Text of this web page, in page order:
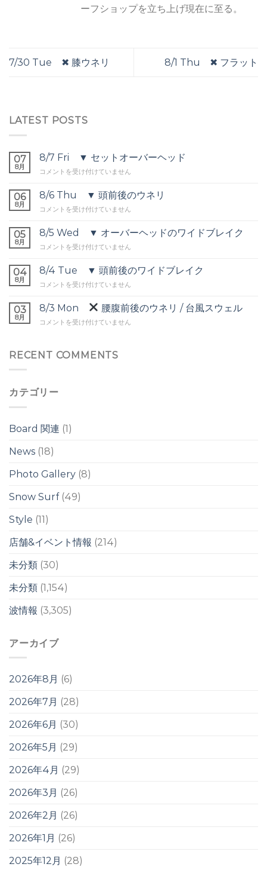
ーフショップを立ち上げ現在に至る。
7/30 Tue ✖︎ 膝ウネリ 8/1 Thu ✖︎ フラット
LATEST POSTS
07
8月
8/7 Fri ▼ セットオーバーヘッド
8/7
▼
セ
ッ
オ
バ
ヘ
ッ
は
コメントを受け付けていません
06
8月
8/6 Thu ▼ 頭前後のウネリ
8/6
▼
頭
前
の
ネ
は
コメントを受け付けていません
05
8月
8/5 Wed ▼ オーバーヘッドのワイドブレイク
8/5
▼
オ
ー
ー
ッ
ワ
ブ
レ
は
コメントを受け付けていません
04
8月
8/4 Tue ▼ 頭前後のワイドブレイク
8/4
▼
頭
前
ワ
レ
は
コメントを受け付けていません
03
8月
8/3 Mon 腰腹前後のウネリ / 台風スウェル
8/3
腰
の
リ
/
風
ウ
ル
コメントを受け付けていません
RECENT COMMENTS
カテゴリー
Board 関連 (1)
News (18)
Photo Gallery (8)
Snow Surf(49)
Style (11)
店舗&イベント情報 (214)
未分類 (30)
未分類 (1,154)
波情報 (3,305)
アーカイブ
2026年8月 (6)
2026年7月 (28)
2026年6月 (30)
2026年5月 (29)
2026年4月 (29)
2026年3月 (26)
2026年2月 (26)
2026年1月 (26)
2025年12月 (28)